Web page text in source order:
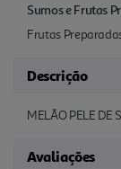
Sumos e Frutas
Frutas
Descrição
MELÃO PELE DE
Avaliações